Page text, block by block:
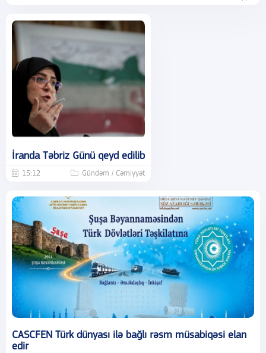
İranda Təbriz Günü qeyd edilib
15:12 Gündəm / Cəmiyyət
CASCFEN Türk dünyası ilə bağlı rəsm müsabiqəsi elan
edir